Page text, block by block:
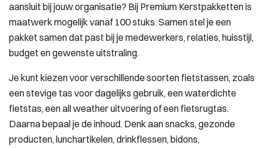
aansluit bij jouw organisatie? Bij Premium Kerstpakketten is
maatwerk mogelijk vanaf 100 stuks. Samen stel je een
pakket samen dat past bij je medewerkers, relaties, huisstijl,
budget en gewenste uitstraling.
Je kunt kiezen voor verschillende soorten fietstassen, zoals
een stevige tas voor dagelijks gebruik, een waterdichte
fietstas, een all weather uitvoering of een fietsrugtas.
Daarna bepaal je de inhoud. Denk aan snacks, gezonde
producten, lunchartikelen, drinkflessen, bidons,